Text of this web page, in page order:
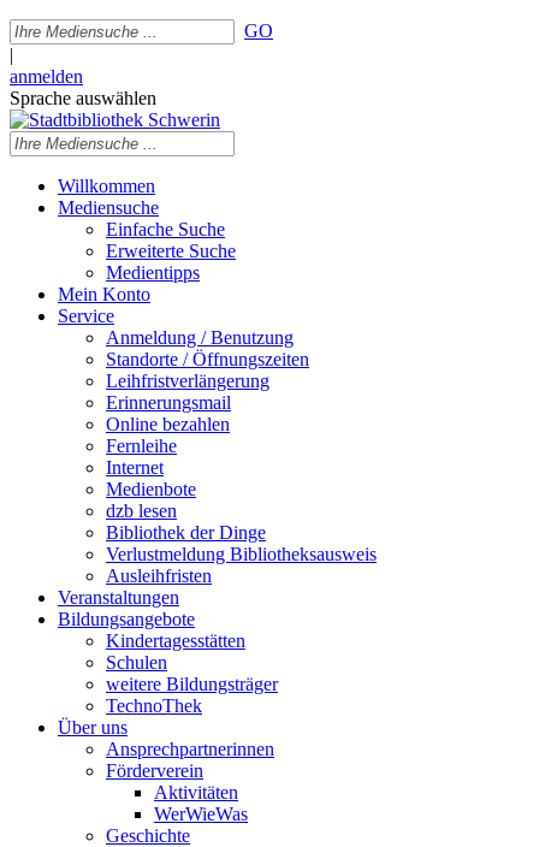
GO
|
anmelden
Sprache auswählen
Willkommen
Mediensuche
Einfache Suche
Erweiterte Suche
Medientipps
Mein Konto
Service
Anmeldung / Benutzung
Standorte / Öffnungszeiten
Leihfristverlängerung
Erinnerungsmail
Online bezahlen
Fernleihe
Internet
Medienbote
dzb lesen
Bibliothek der Dinge
Verlustmeldung Bibliotheksausweis
Ausleihfristen
Veranstaltungen
Bildungsangebote
Kindertagesstätten
Schulen
weitere Bildungsträger
TechnoThek
Über uns
Ansprechpartnerinnen
Förderverein
Aktivitäten
WerWieWas
Geschichte